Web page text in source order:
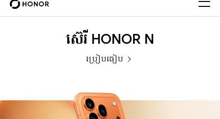
ស៊េរី HONOR N
ប្រៀបធៀប